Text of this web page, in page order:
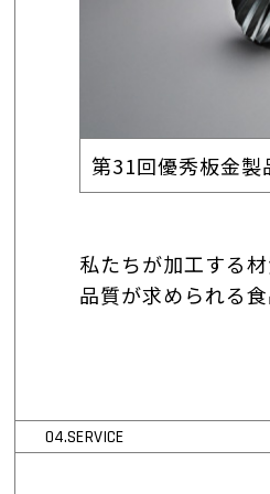
第31回優秀板金製
私たちが加工する
品質が求められる
04.SERVICE